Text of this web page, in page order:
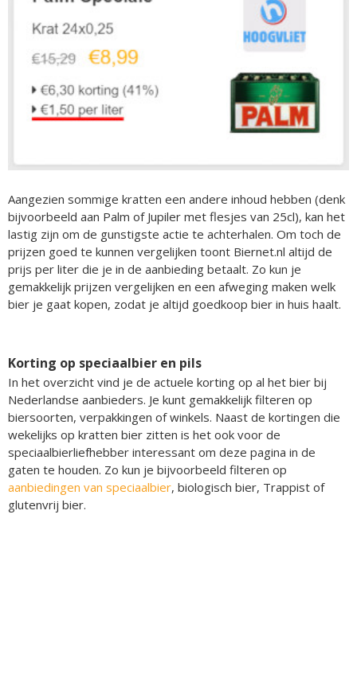
Aangezien sommige kratten een andere inhoud hebben (denk
bijvoorbeeld aan Palm of Jupiler met flesjes van 25cl), kan het
lastig zijn om de gunstigste actie te achterhalen. Om toch de
prijzen goed te kunnen vergelijken toont Biernet.nl altijd de
prijs per liter die je in de aanbieding betaalt. Zo kun je
gemakkelijk prijzen vergelijken en een afweging maken welk
bier je gaat kopen, zodat je altijd goedkoop bier in huis haalt.
Korting op speciaalbier en pils
In het overzicht vind je de actuele korting op al het bier bij
Nederlandse aanbieders. Je kunt gemakkelijk filteren op
biersoorten, verpakkingen of winkels. Naast de kortingen die
wekelijks op kratten bier zitten is het ook voor de
speciaalbierliefhebber interessant om deze pagina in de
gaten te houden. Zo kun je bijvoorbeeld filteren op
aanbiedingen van speciaalbier, biologisch bier, Trappist of
glutenvrij bier.